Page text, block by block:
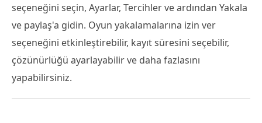
seçeneğini seçin, Ayarlar, Tercihler ve ardından Yakala
ve paylaş'a gidin. Oyun yakalamalarına izin ver
seçeneğini etkinleştirebilir, kayıt süresini seçebilir,
çözünürlüğü ayarlayabilir ve daha fazlasını
yapabilirsiniz.